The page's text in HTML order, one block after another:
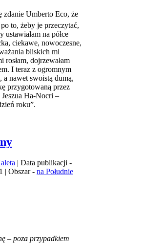
zdanie Umberto Eco, że
to, żeby je przeczytać,
na półce
ciekawe, nowoczesne,
bliskich mi
dojrzewałam
I teraz z ogromnym
a nawet swoistą dumą,
przygotowaną przez
Ha-Nocri –
roku”.
| Data publikacji -
| Obszar - na Południe
– poza przypadkiem